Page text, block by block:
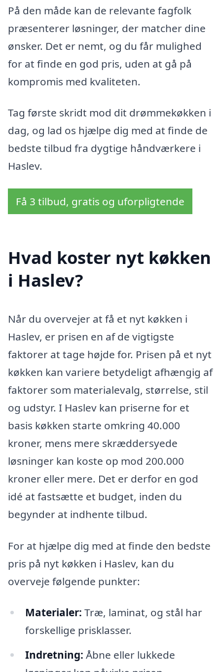
På den måde kan de relevante fagfolk
præsenterer løsninger, der matcher dine
ønsker. Det er nemt, og du får mulighed
for at finde en god pris, uden at gå på
kompromis med kvaliteten.
Tag første skridt mod dit drømmekøkken i
dag, og lad os hjælpe dig med at finde de
bedste tilbud fra dygtige håndværkere i
Haslev.
Få 3 tilbud, gratis og uforpligtende
Hvad koster nyt køkken
i Haslev?
Når du overvejer at få et nyt køkken i
Haslev, er prisen en af de vigtigste
faktorer at tage højde for. Prisen på et nyt
køkken kan variere betydeligt afhængig af
faktorer som materialevalg, størrelse, stil
og udstyr. I Haslev kan priserne for et
basis køkken starte omkring 40.000
kroner, mens mere skræddersyede
løsninger kan koste op mod 200.000
kroner eller mere. Det er derfor en god
idé at fastsætte et budget, inden du
begynder at indhente tilbud.
For at hjælpe dig med at finde den bedste
pris på nyt køkken i Haslev, kan du
overveje følgende punkter:
Materialer: Træ, laminat, og stål har
forskellige prisklasser.
Indretning: Åbne eller lukkede